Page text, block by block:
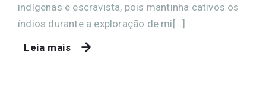
indígenas e escravista, pois mantinha cativos os
índios durante a exploração de mi[...]
Leia mais